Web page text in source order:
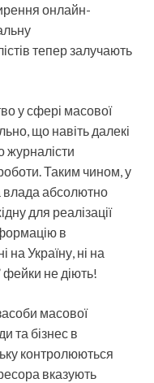
онлайн-
тепер залучають
у сфері масової
що навіть далекі
журналісти
Таким чином, у
влада абсолютно
для реалізації
в
на Україну, ні на
фейки не діють!
масової
та бізнес в
контролюються
вказують